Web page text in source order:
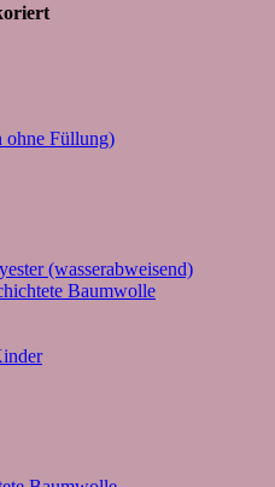
ohne Füllung)
(wasserabweisend)
Baumwolle